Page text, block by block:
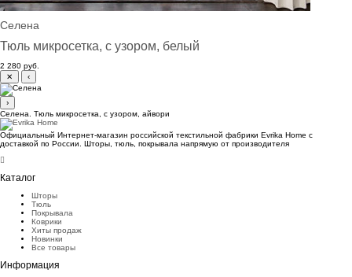
Селена
Тюль микросетка, с узором, белый
2 280 руб.
✕
‹
›
Селена. Тюль микросетка, с узором, айвори
Официальный Интернет-магазин российской текстильной фабрики Evrika Home c
доставкой по России. Шторы, тюль, покрывала напрямую от производителя
Каталог
Шторы
Тюль
Покрывала
Коврики
Хиты продаж
Новинки
Все товары
Информация